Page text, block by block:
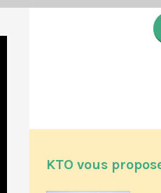
KTO vous